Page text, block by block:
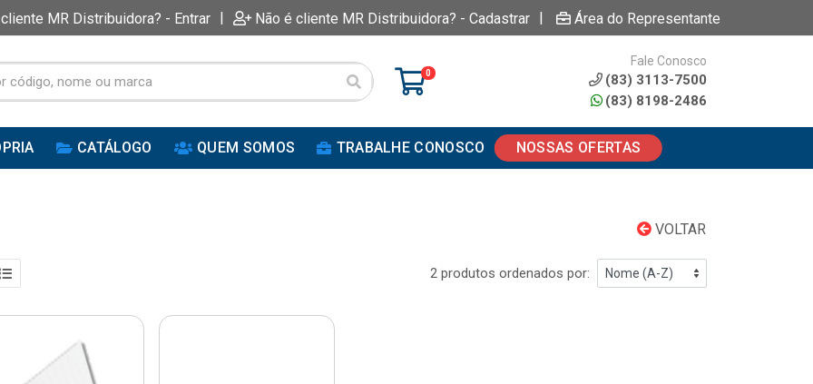
MR Distribuidora? - Entrar | Não é cliente MR Distribuidora? - Cadastrar | Área do Representante
0
Fale Conosco
(83) 3113-7500
(83) 8198-2486
CATÁLOGO QUEM SOMOS TRABALHE CONOSCO NOSSAS OFERTAS
VOLTAR
2 produtos ordenados por: